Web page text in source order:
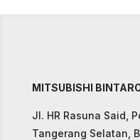
MITSUBISHI
Jl. HR Rasuna Said,
Tangerang Selatan,